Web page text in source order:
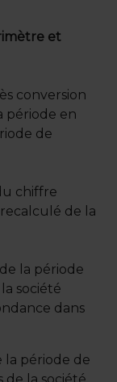
et
conversion
période en
de
chiffre
recalculé de la
la période
société
dans
la période de